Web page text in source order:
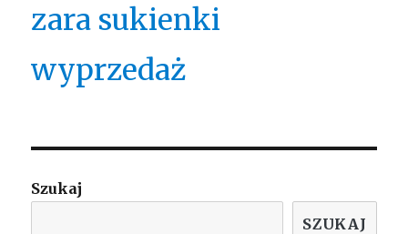
zara sukienki
wyprzedaż
Szukaj
SZUKAJ